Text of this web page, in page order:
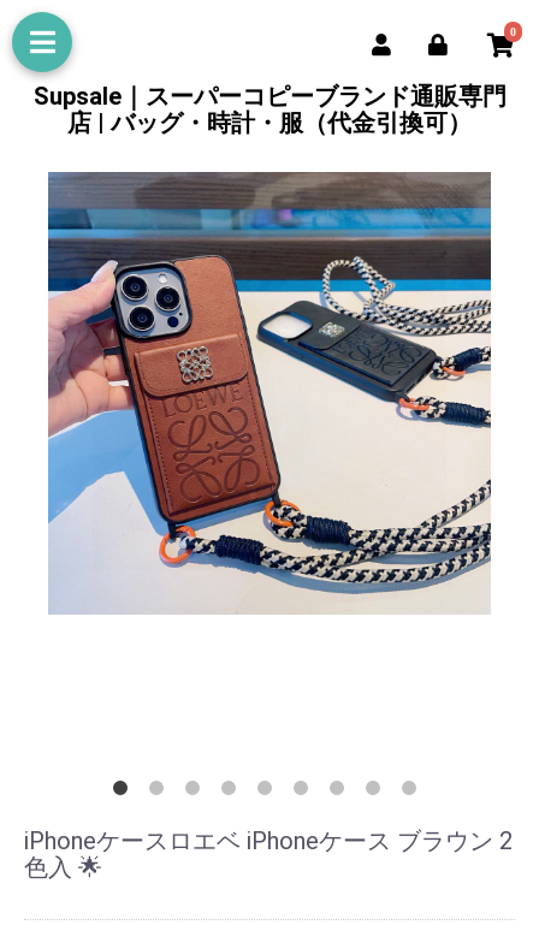
0
Supsale｜スーパーコピーブランド通販専門
店 | バッグ・時計・服（代金引換可）
iPhoneケースロエベ iPhoneケース ブラウン 2
色入 🌟